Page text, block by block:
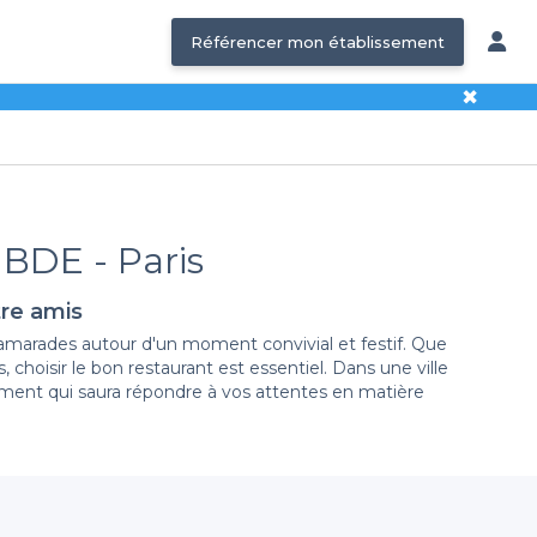
Référencer mon établissement
✖
- Paris
amis
autour d'un moment convivial et festif. Que
le bon restaurant est essentiel. Dans une ville
qui saura répondre à vos attentes en matière